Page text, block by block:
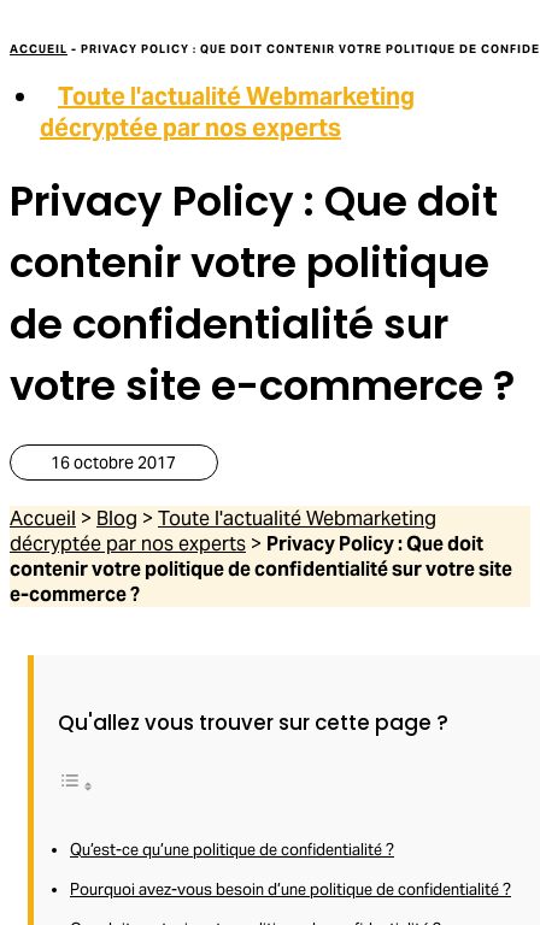
ACCUEIL - PRIVACY POLICY : QUE DOIT CONTENIR VOTRE POLITIQUE DE
Toute l'actualité Webmarketing
décryptée par nos experts
Privacy Policy : Que doit
contenir votre politique
de confidentialité sur
votre site e-commerce ?
16 octobre 2017
Accueil > Blog > Toute l'actualité Webmarketing
décryptée par nos experts > Privacy Policy : Que doit
contenir votre politique de confidentialité sur votre site
e-commerce ?
Qu'allez vous trouver sur cette page ?
Qu’est-ce qu’une politique de confidentialité ?
Pourquoi avez-vous besoin d’une politique de confidentialité ?